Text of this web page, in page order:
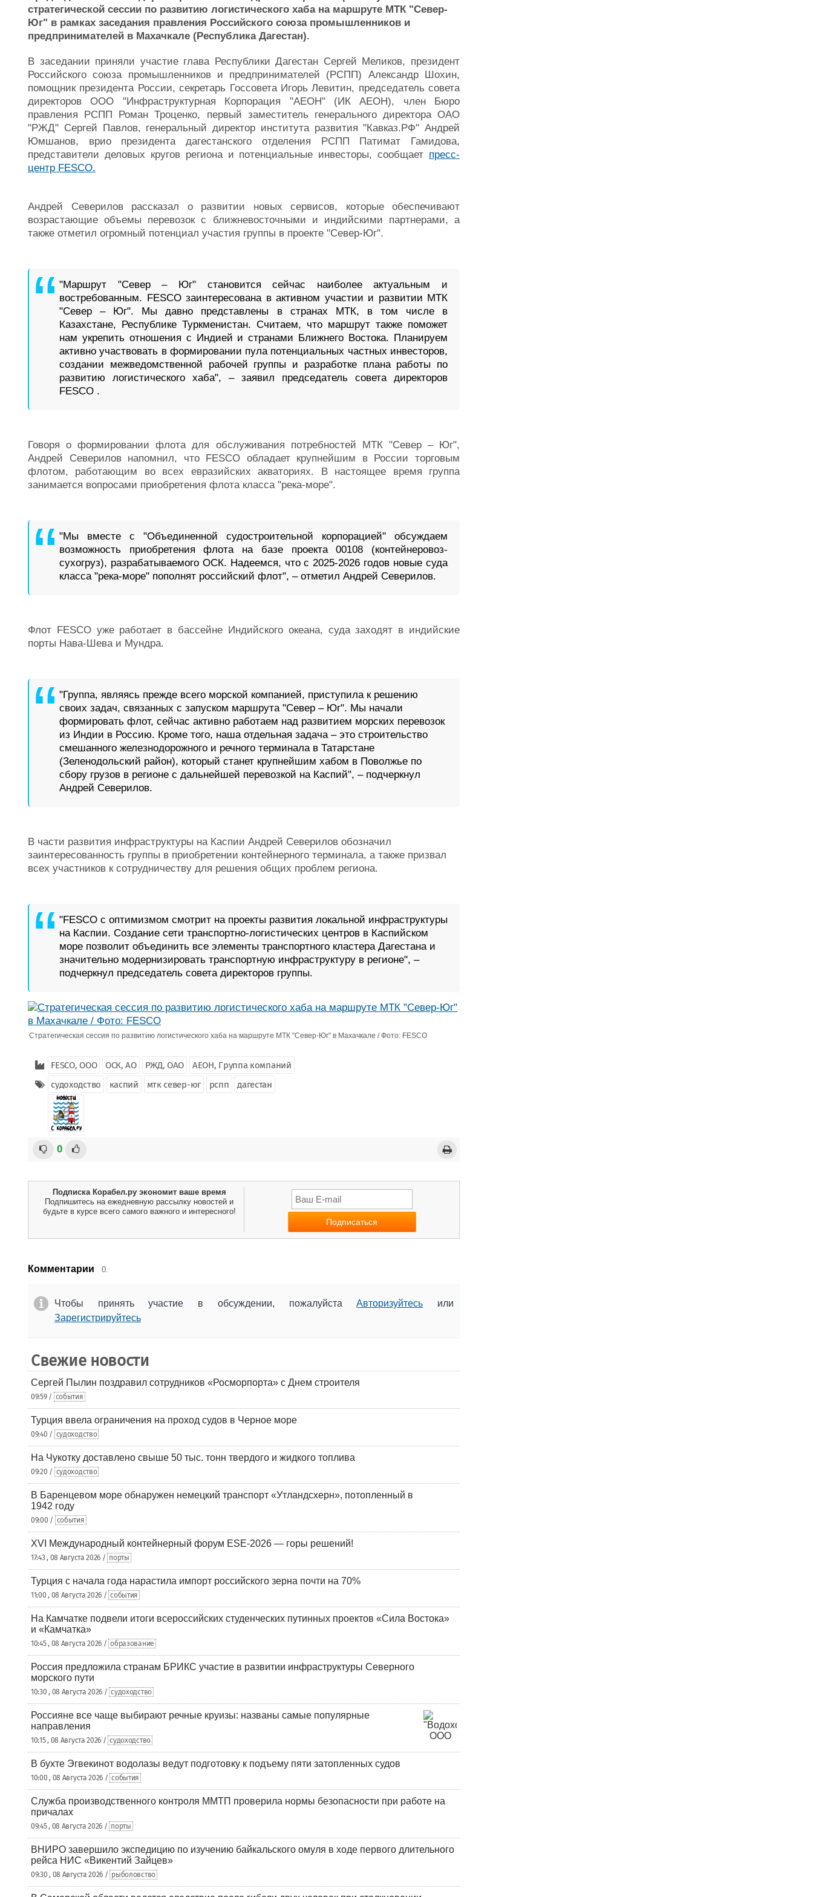
стратегической сессии по развитию логистического хаба на маршруте МТК "Север-
Юг" в рамках заседания правления Российского союза промышленников и
предпринимателей в Махачкале (Республика Дагестан).
В заседании приняли участие глава Республики Дагестан Сергей Меликов, президент
Российского союза промышленников и предпринимателей (РСПП) Александр Шохин,
помощник президента России, секретарь Госсовета Игорь Левитин, председатель совета
директоров ООО "Инфраструктурная Корпорация "АЕОН" (ИК АЕОН), член Бюро
правления РСПП Роман Троценко, первый заместитель генерального директора ОАО
"РЖД" Сергей Павлов, генеральный директор института развития "Кавказ.РФ" Андрей
Юмшанов, врио президента дагестанского отделения РСПП Патимат Гамидова,
представители деловых кругов региона и потенциальные инвесторы, сообщает пресс-
центр FESCO.
Андрей Северилов рассказал о развитии новых сервисов, которые обеспечивают
возрастающие объемы перевозок с ближневосточными и индийскими партнерами, а
также отметил огромный потенциал участия группы в проекте "Север-Юг".
"Маршрут "Север – Юг" становится сейчас наиболее актуальным и
востребованным. FESCO заинтересована в активном участии и развитии МТК
"Север – Юг". Мы давно представлены в странах МТК, в том числе в
Казахстане, Республике Туркменистан. Считаем, что маршрут также поможет
нам укрепить отношения с Индией и странами Ближнего Востока. Планируем
активно участвовать в формировании пула потенциальных частных инвесторов,
создании межведомственной рабочей группы и разработке плана работы по
развитию логистического хаба", – заявил председатель совета директоров
FESCO .
Говоря о формировании флота для обслуживания потребностей МТК "Север – Юг",
Андрей Северилов напомнил, что FESCO обладает крупнейшим в России торговым
флотом, работающим во всех евразийских акваториях. В настоящее время группа
занимается вопросами приобретения флота класса "река-море".
"Мы вместе с "Объединенной судостроительной корпорацией" обсуждаем
возможность приобретения флота на базе проекта 00108 (контейнеровоз-
сухогруз), разрабатываемого ОСК. Надеемся, что с 2025-2026 годов новые суда
класса "река-море" пополнят российский флот", – отметил Андрей Северилов.
Флот FESCO уже работает в бассейне Индийского океана, суда заходят в индийские
порты Нава-Шева и Мундра.
"Группа, являясь прежде всего морской компанией, приступила к решению
своих задач, связанных с запуском маршрута "Север – Юг". Мы начали
формировать флот, сейчас активно работаем над развитием морских перевозок
из Индии в Россию. Кроме того, наша отдельная задача – это строительство
смешанного железнодорожного и речного терминала в Татарстане
(Зеленодольский район), который станет крупнейшим хабом в Поволжье по
сбору грузов в регионе с дальнейшей перевозкой на Каспий", – подчеркнул
Андрей Северилов.
В части развития инфраструктуры на Каспии Андрей Северилов обозначил
заинтересованность группы в приобретении контейнерного терминала, а также призвал
всех участников к сотрудничеству для решения общих проблем региона.
"FESCO с оптимизмом смотрит на проекты развития локальной инфраструктуры
на Каспии. Создание сети транспортно-логистических центров в Каспийском
море позволит объединить все элементы транспортного кластера Дагестана и
значительно модернизировать транспортную инфраструктуру в регионе", –
подчеркнул председатель совета директоров группы.
Стратегическая сессия по развитию логистического хаба на маршруте МТК "Север-Юг" в Махачкале / Фото: FESCO
FESCO, ООО ОСК, АО РЖД, ОАО
АЕОН, Группа компаний
судоходство
каспий мтк север-юг рспп дагестан
0
Подписка Корабел.ру экономит ваше время
Подпишитесь на ежедневную рассылку новостей и
будьте в курсе всего самого важного и интересного!
Комментарии 0.
Чтобы принять участие в обсуждении, пожалуйстаАвторизуйтесь или
Зарегистрируйтесь
Свежие новости
Сергей Пылин поздравил сотрудников «Росморпорта» с Днем строителя
09:59 / события
Турция ввела ограничения на проход судов в Черное море
09:40 / судоходство
На Чукотку доставлено свыше 50 тыс. тонн твердого и жидкого топлива
09:20 / судоходство
В Баренцевом море обнаружен немецкий транспорт «Утландсхерн», потопленный в
1942 году
09:00 / события
XVI Международный контейнерный форум ESE-2026 — горы решений!
17:43 , 08 Августа 2026 / порты
Турция с начала года нарастила импорт российского зерна почти на 70%
11:00 , 08 Августа 2026 / события
На Камчатке подвели итоги всероссийских студенческих путинных проектов «Сила Востока»
и «Камчатка»
10:45 , 08 Августа 2026 / образование
Россия предложила странам БРИКС участие в развитии инфраструктуры Северного
морского пути
10:30 , 08 Августа 2026 / судоходство
Россияне все чаще выбирают речные круизы: названы самые популярные
направления
10:15 , 08 Августа 2026 / судоходство
В бухте Эгвекинот водолазы ведут подготовку к подъему пяти затопленных судов
10:00 , 08 Августа 2026 / события
Служба производственного контроля ММТП проверила нормы безопасности при работе на
причалах
09:45 , 08 Августа 2026 / порты
ВНИРО завершило экспедицию по изучению байкальского омуля в ходе первого длительного
рейса НИС «Викентий Зайцев»
09:30 , 08 Августа 2026 / рыболовство